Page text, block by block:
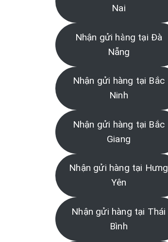
Nai
Nhận gửi hàng tại Đà
Nẵng
Nhận gửi hàng tại Bắc
Ninh
Nhận gửi hàng tại Bắc
Giang
Nhận gửi hàng tại Hưng
Yên
Nhận gửi hàng tại Thái
Bình